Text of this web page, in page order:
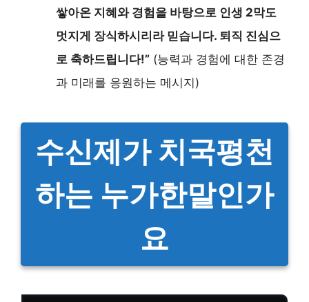
쌓아온 지혜와 경험을 바탕으로 인생 2막도
멋지게 장식하시리라 믿습니다. 퇴직 진심으
로 축하드립니다!” (능력과 경험에 대한 존경
과 미래를 응원하는 메시지)
수신제가 치국평천
하는 누가한말인가
요